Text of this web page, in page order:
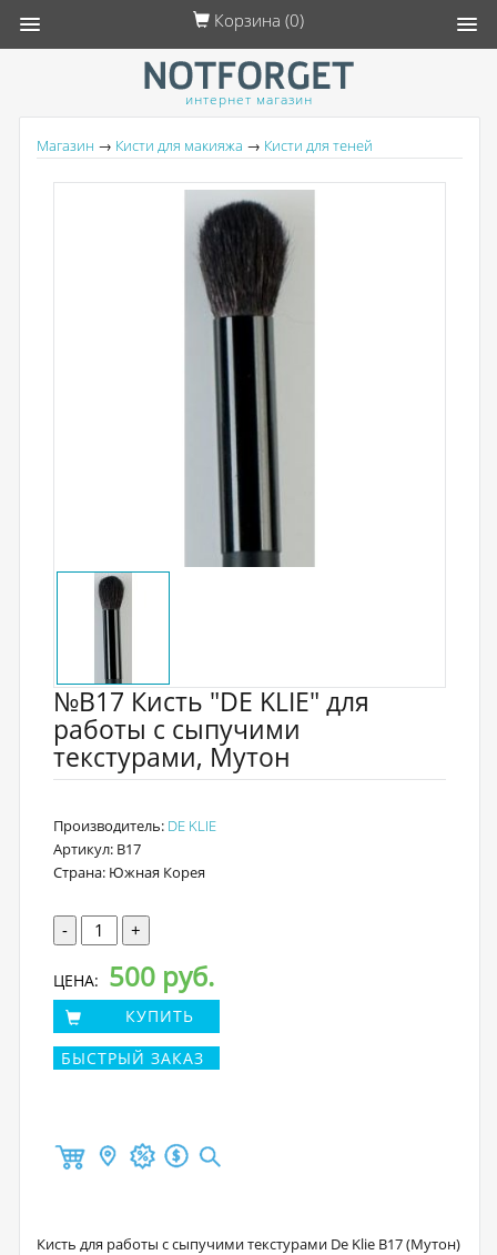
интернет магазин
Магазин → Кисти для макияжа → Кисти для теней
№В17 Кисть "DE KLIE" для
работы с сыпучими
текстурами, Мутон
Производитель: DE KLIE
Артикул: B17
Страна: Южная Корея
- +
ЦЕНА: 500 руб.
КУПИТЬ
БЫСТРЫЙ ЗАКАЗ
Кисть для работы с сыпучими текстурами De Klie В17 (Мутон)
Корзина (0)